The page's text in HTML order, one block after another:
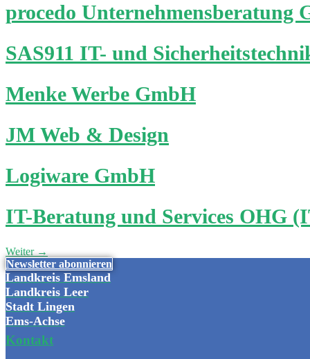
procedo Unternehmensberatung
SAS911 IT- und
Menke Werbe GmbH
JM Web & Design
Logiware GmbH
IT-Beratung und Services OHG
Weiter →
Newsletter abonnieren
Landkreis Emsland
Landkreis Leer
Stadt Lingen
Ems-Achse
Kontakt